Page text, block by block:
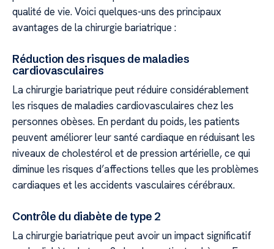
qualité de vie. Voici quelques-uns des principaux
avantages de la chirurgie bariatrique :
Réduction des risques de maladies
cardiovasculaires
La chirurgie bariatrique peut réduire considérablement
les risques de maladies cardiovasculaires chez les
personnes obèses. En perdant du poids, les patients
peuvent améliorer leur santé cardiaque en réduisant les
niveaux de cholestérol et de pression artérielle, ce qui
diminue les risques d’affections telles que les problèmes
cardiaques et les accidents vasculaires cérébraux.
Contrôle du diabète de type 2
La chirurgie bariatrique peut avoir un impact significatif